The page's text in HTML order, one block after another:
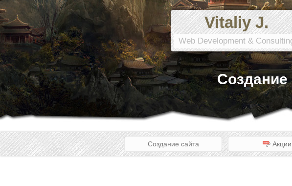
Vitaliy J.
Web Development &
Создание
Создание сайта Акции